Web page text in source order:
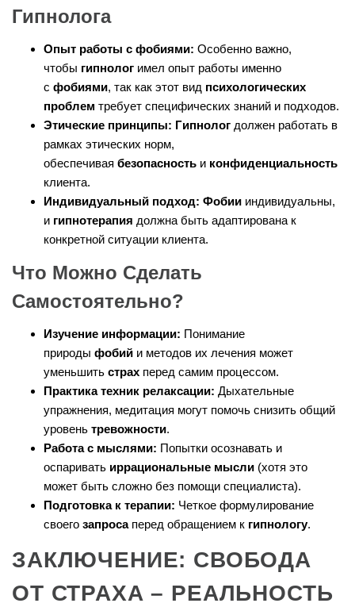
Гипнолога
Опыт работы с фобиями: Особенно важно,
чтобы гипнолог имел опыт работы именно
с фобиями, так как этот вид психологических
проблем требует специфических знаний и подходов.
Этические принципы: Гипнолог должен работать в
рамках этических норм,
обеспечивая безопасность и конфиденциальность
клиента.
Индивидуальный подход: Фобии индивидуальны,
и гипнотерапия должна быть адаптирована к
конкретной ситуации клиента.
Что Можно Сделать
Самостоятельно?
Изучение информации: Понимание
природы фобий и методов их лечения может
уменьшить страх перед самим процессом.
Практика техник релаксации: Дыхательные
упражнения, медитация могут помочь снизить общий
уровень тревожности.
Работа с мыслями: Попытки осознавать и
оспаривать иррациональные мысли (хотя это
может быть сложно без помощи специалиста).
Подготовка к терапии: Четкое формулирование
своего запросаперед обращением к гипнологу.
ЗАКЛЮЧЕНИЕ: СВОБОДА
ОТ СТРАХА – РЕАЛЬНОСТЬ